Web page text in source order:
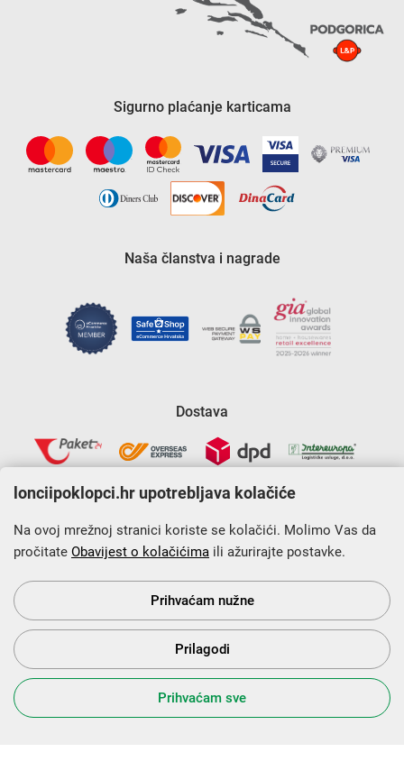
Sigurno plaćanje karticama
Naša članstva i nagrade
Dostava
Krajnji primatelj financijskog instrumenta sufinanciranog iz
Europskog fonda za regionalni razvoj u sklopu Operativnog
programa „Konkurentnost i kohezija”.
s Vama od 2014. godine!
lonciipoklopci.hr upotrebljava kolačiće
Na ovoj mrežnoj stranici koriste se kolačići. Molimo Vas da
pročitate Obavijest o kolačićima ili ažurirajte postavke.
Prihvaćam nužne
Prilagodi
Prihvaćam sve